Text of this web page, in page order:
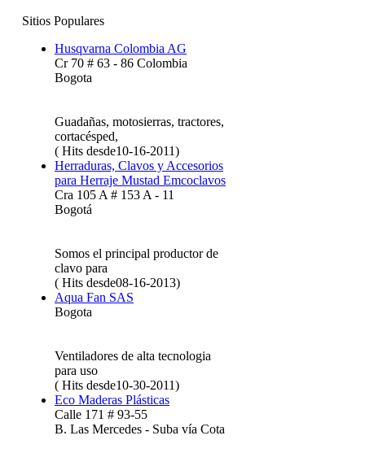
Sitios Populares
Husqvarna Colombia AG
Cr 70 # 63 - 86 Colombia
Bogota
Guadañas, motosierras, tractores,
cortacésped,
( Hits desde10-16-2011)
Herraduras, Clavos y Accesorios
para Herraje Mustad Emcoclavos
Cra 105 A # 153 A - 11
Bogotá
Somos el principal productor de
clavo para
( Hits desde08-16-2013)
Aqua Fan SAS
Bogota
Ventiladores de alta tecnologia
para uso
( Hits desde10-30-2011)
Eco Maderas Plásticas
Calle 171 # 93-55
B. Las Mercedes - Suba vía Cota